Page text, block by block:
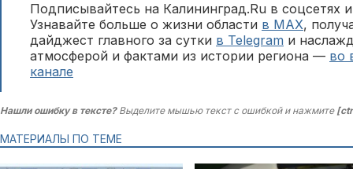
Подписывайтесь на Калининград.Ru в соцсетях
Узнавайте больше о жизни области в MAX,
дайджест главного за сутки в Telegram и
атмосферой и фактами из истории региона — во
канале
Нашли ошибку в тексте?Выделите мышью текст с ошибкой и нажмите
МАТЕРИАЛЫ ПО ТЕМЕ